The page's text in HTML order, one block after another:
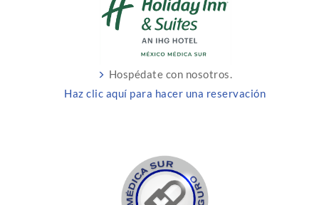
Hospédate con nosotros.
Haz clic aquí para hacer una reservación